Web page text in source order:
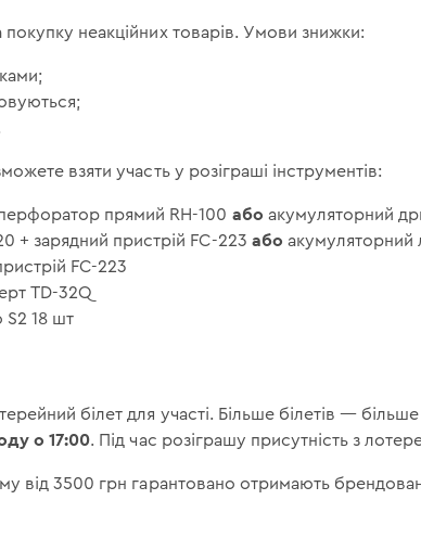
покупку неакційних товарів. Умови знижки:
взяти участь у розіграші інструментів:
прямий RH-100 або акумуляторний
+ зарядний пристрій FC-223 або акумуляторний
FC-223
TD-32Q
S2 18 шт
білет для участі. Більше білетів —
о 17:00. Під час розіграшу присутність з
від 3500 грн гарантовано отримають